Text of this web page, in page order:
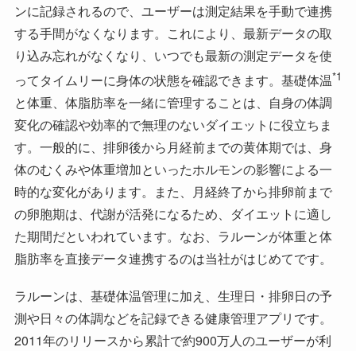
ンに記録されるので、ユーザーは測定結果を手動で連携
する手間がなくなります。これにより、最新データの取
り込み忘れがなくなり、いつでも最新の測定データを使
ってタイムリーに身体の状態を確認できます。基礎体温*1
と体重、体脂肪率を一緒に管理することは、自身の体調
変化の確認や効率的で無理のないダイエットに役立ちま
す。一般的に、排卵後から月経前までの黄体期では、身
体のむくみや体重増加といったホルモンの影響による一
時的な変化があります。また、月経終了から排卵前まで
の卵胞期は、代謝が活発になるため、ダイエットに適し
た期間だといわれています。なお、ラルーンが体重と体
脂肪率を直接データ連携するのは当社がはじめてです。
ラルーンは、基礎体温管理に加え、生理日・排卵日の予
測や日々の体調などを記録できる健康管理アプリです。
2011年のリリースから累計で約900万人のユーザーが利